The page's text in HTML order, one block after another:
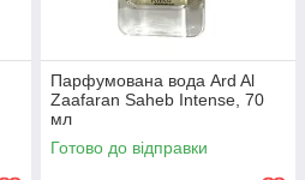
Парфумована вода Ard Al
Zaafaran Saheb Intense, 70
мл
Готово до відправки